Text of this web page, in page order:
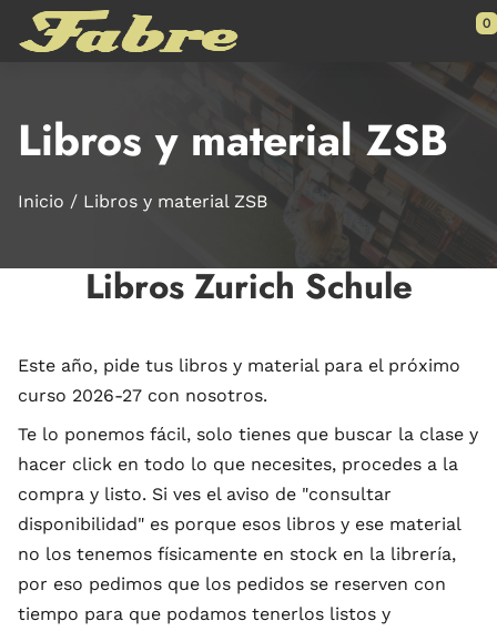
Saltar al contenido principal
0
Libros y material ZSB
Inicio Libros y material ZSB
Libros Zurich Schule
Este año, pide tus libros y material para el próximo
curso 2026-27 con nosotros.
Te lo ponemos fácil, solo tienes que buscar la clase y
hacer click en todo lo que necesites, procedes a la
compra y listo. Si ves el aviso de "consultar
disponibilidad" es porque esos libros y ese material
no los tenemos físicamente en stock en la librería,
por eso pedimos que los pedidos se reserven con
tiempo para que podamos tenerlos listos y